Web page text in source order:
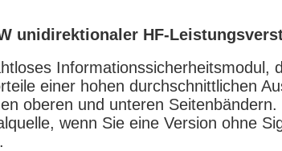
unidirektionaler HF-
einer hohen durchschnittlichen
oberen und unteren Seitenbändern.
wenn Sie eine Version ohne